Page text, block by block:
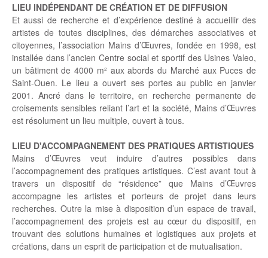
LIEU INDÉPENDANT DE CRÉATION ET DE DIFFUSION
Et aussi de recherche et d’expérience destiné à accueillir des
artistes de toutes disciplines, des démarches associatives et
citoyennes, l’association Mains d’Œuvres, fondée en 1998, est
installée dans l’ancien Centre social et sportif des Usines Valeo,
un bâtiment de 4000 m² aux abords du Marché aux Puces de
Saint-Ouen. Le lieu a ouvert ses portes au public en janvier
2001. Ancré dans le territoire, en recherche permanente de
croisements sensibles reliant l’art et la société, Mains d’Œuvres
est résolument un lieu multiple, ouvert à tous.
LIEU D'ACCOMPAGNEMENT DES PRATIQUES ARTISTIQUES
Mains d’Œuvres veut induire d’autres possibles dans
l’accompagnement des pratiques artistiques. C’est avant tout à
travers un dispositif de “résidence” que Mains d’Œuvres
accompagne les artistes et porteurs de projet dans leurs
recherches. Outre la mise à disposition d’un espace de travail,
l’accompagnement des projets est au cœur du dispositif, en
trouvant des solutions humaines et logistiques aux projets et
créations, dans un esprit de participation et de mutualisation.